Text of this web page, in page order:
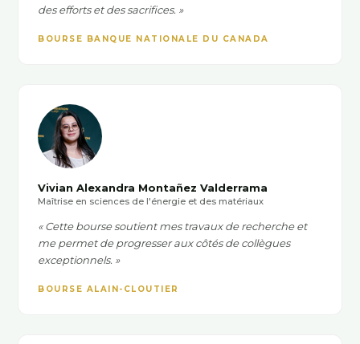
des efforts et des sacrifices. »
BOURSE BANQUE NATIONALE DU CANADA
Vivian Alexandra Montañez Valderrama
Maîtrise en sciences de l'énergie et des matériaux
« Cette bourse soutient mes travaux de recherche et
me permet de progresser aux côtés de collègues
exceptionnels. »
BOURSE ALAIN-CLOUTIER